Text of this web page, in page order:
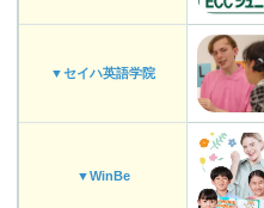
▼セイハ英語学院
▼WinBe